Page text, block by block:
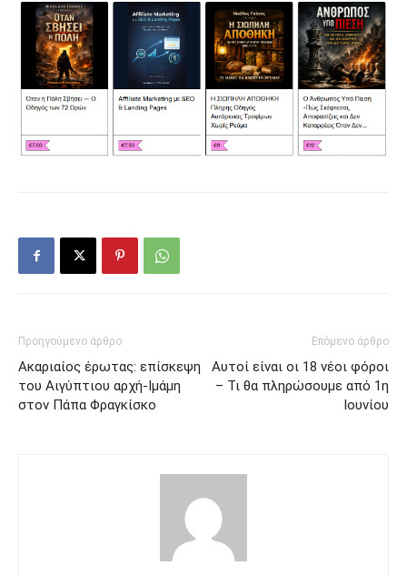
Προηγούμενο άρθρο
Ακαριαίος έρωτας: επίσκεψη
του Αιγύπτιου αρχή-Ιμάμη
στον Πάπα Φραγκίσκο
Επόμενο άρθρο
Αυτοί είναι οι 18 νέοι φόροι
– Τι θα πληρώσουμε από 1η
Ιουνίου